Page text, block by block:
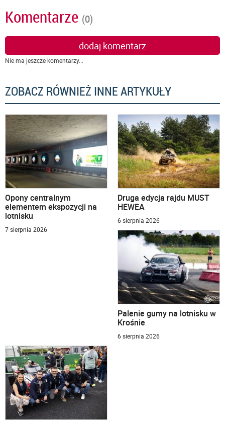
Komentarze (0)
dodaj komentarz
Nie ma jeszcze komentarzy...
ZOBACZ RÓWNIEŻ INNE ARTYKUŁY
Opony centralnym
elementem ekspozycji na
lotnisku
7 sierpnia 2026
Druga edycja rajdu MUST
HEWEA
6 sierpnia 2026
Palenie gumy na lotnisku w
Krośnie
6 sierpnia 2026